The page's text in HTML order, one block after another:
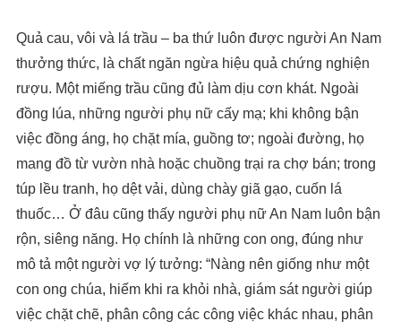
Quả cau, vôi và lá trầu – ba thứ luôn được người An Nam
thưởng thức, là chất ngăn ngừa hiệu quả chứng nghiện
rượu. Một miếng trầu cũng đủ làm dịu cơn khát. Ngoài
đồng lúa, những người phụ nữ cấy mạ; khi không bận
việc đồng áng, họ chặt mía, guồng tơ; ngoài đường, họ
mang đồ từ vườn nhà hoặc chuồng trại ra chợ bán; trong
túp lều tranh, họ dệt vải, dùng chày giã gạo, cuốn lá
thuốc… Ở đâu cũng thấy người phụ nữ An Nam luôn bận
rộn, siêng năng. Họ chính là những con ong, đúng như
mô tả một người vợ lý tưởng: “Nàng nên giống như một
con ong chúa, hiếm khi ra khỏi nhà, giám sát người giúp
việc chặt chẽ, phân công các công việc khác nhau, phân